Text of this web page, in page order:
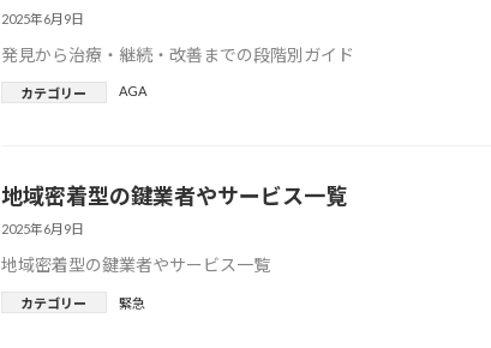
2025年6月9日
発見から治療・継続・改善までの段階別ガイド
カテゴリー AGA
地域密着型の鍵業者やサービス一覧
2025年6月9日
地域密着型の鍵業者やサービス一覧
カテゴリー 緊急